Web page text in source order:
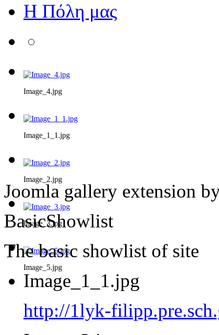
Η Πόλη μας
Image_4.jpg
Image_1_1.jpg
Image_2.jpg
Image_3.jpg
Image_5.jpg
Joomla gallery extension
BasicShowlist
The basic showlist of site
Image_1_1.jpg
http://1lyk-